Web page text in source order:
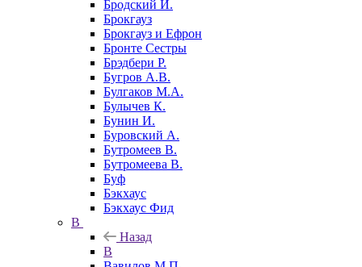
Бродский И.
Брокгауз
Брокгауз и Ефрон
Бронте Сестры
Брэдбери Р.
Бугров А.В.
Булгаков М.А.
Булычев К.
Бунин И.
Буровский А.
Бутромеев В.
Бутромеева В.
Буф
Бэкхаус
Бэкхаус Фид
В
Назад
В